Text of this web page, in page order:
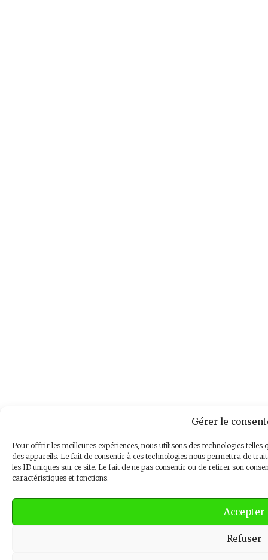
Gérer le
Pour offrir les meilleures expériences, nous utilisons des technologies
des appareils. Le fait de consentir à ces technologies nous permettra de
les ID uniques sur ce site. Le fait de ne pas consentir ou de retirer son
caractéristiques et fonctions.
Accepter
Refuser